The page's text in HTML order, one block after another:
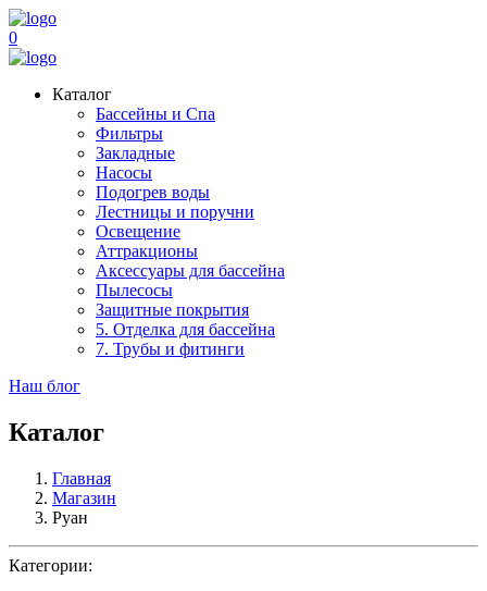
0
Каталог
Бассейны и Спа
Фильтры
Закладные
Насосы
Подогрев воды
Лестницы и поручни
Освещение
Аттракционы
Аксессуары для бассейна
Пылесосы
Защитные покрытия
5. Отделка для бассейна
7. Трубы и фитинги
Наш блог
Каталог
Главная
Магазин
Руан
Категории: